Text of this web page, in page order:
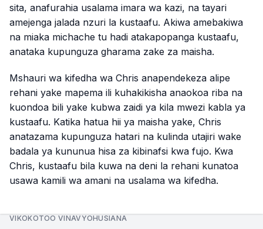
sita, anafurahia usalama imara wa kazi, na tayari
amejenga jalada nzuri la kustaafu. Akiwa amebakiwa
na miaka michache tu hadi atakapopanga kustaafu,
anataka kupunguza gharama zake za maisha.
Mshauri wa kifedha wa Chris anapendekeza alipe
rehani yake mapema ili kuhakikisha anaokoa riba na
kuondoa bili yake kubwa zaidi ya kila mwezi kabla ya
kustaafu. Katika hatua hii ya maisha yake, Chris
anatazama kupunguza hatari na kulinda utajiri wake
badala ya kununua hisa za kibinafsi kwa fujo. Kwa
Chris, kustaafu bila kuwa na deni la rehani kunatoa
usawa kamili wa amani na usalama wa kifedha.
VIKOKOTOO VINAVYOHUSIANA